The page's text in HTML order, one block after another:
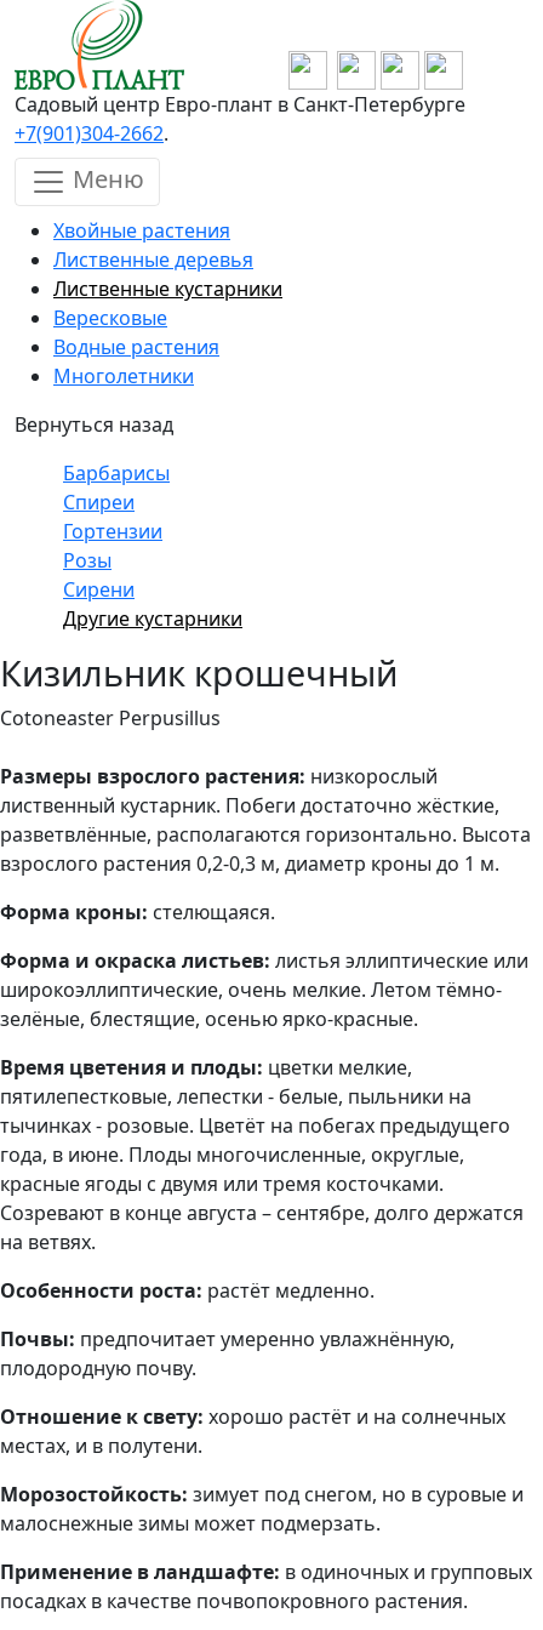
Перейти к основному содержанию
Садовый центр Евро-плант в Санкт-Петербурге
+7(901)304-2662.
Меню
Хвойные растения
Лиственные деревья
Лиственные кустарники
Вересковые
Водные растения
Многолетники
Вернуться назад
Барбарисы
Спиреи
Гортензии
Розы
Сирени
Другие кустарники
Кизильник крошечный
Cotoneaster Perpusillus
Размеры взрослого растения: низкорослый
лиственный кустарник. Побеги достаточно жёсткие,
разветвлённые, располагаются горизонтально. Высота
взрослого растения 0,2-0,3 м, диаметр кроны до 1 м.
Форма кроны: стелющаяся.
Форма и окраска листьев: листья эллиптические или
широкоэллиптические, очень мелкие. Летом тёмно-
зелёные, блестящие, осенью ярко-красные.
Время цветения и плоды: цветки мелкие,
пятилепестковые, лепестки - белые, пыльники на
тычинках - розовые. Цветёт на побегах предыдущего
года, в июне. Плоды многочисленные, округлые,
красные ягоды с двумя или тремя косточками.
Созревают в конце августа – сентябре, долго держатся
на ветвях.
Особенности роста: растёт медленно.
Почвы: предпочитает умеренно увлажнённую,
плодородную почву.
Отношение к свету: хорошо растёт и на солнечных
местах, и в полутени.
Морозостойкость: зимует под снегом, но в суровые и
малоснежные зимы может подмерзать.
Применение в ландшафте: в одиночных и групповых
посадках в качестве почвопокровного растения.